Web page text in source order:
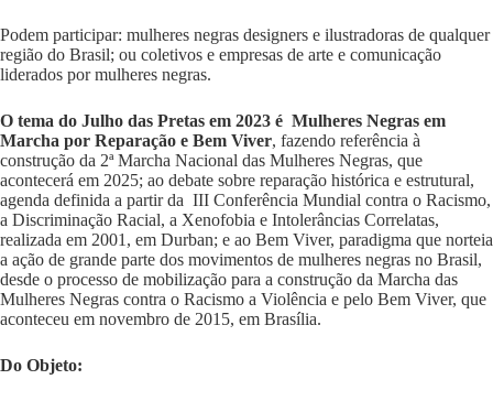
Podem participar: mulheres negras designers e ilustradoras de qualquer
região do Brasil; ou coletivos e empresas de arte e comunicação
liderados por mulheres negras.
O tema do Julho das Pretas em 2023 é Mulheres Negras em
Marcha por Reparação e Bem Viver, fazendo referência à
construção da 2ª Marcha Nacional das Mulheres Negras, que
acontecerá em 2025; ao debate sobre reparação histórica e estrutural,
agenda definida a partir da III Conferência Mundial contra o Racismo,
a Discriminação Racial, a Xenofobia e Intolerâncias Correlatas,
realizada em 2001, em Durban; e ao Bem Viver, paradigma que norteia
a ação de grande parte dos movimentos de mulheres negras no Brasil,
desde o processo de mobilização para a construção da Marcha das
Mulheres Negras contra o Racismo a Violência e pelo Bem Viver, que
aconteceu em novembro de 2015, em Brasília.
Do Objeto: